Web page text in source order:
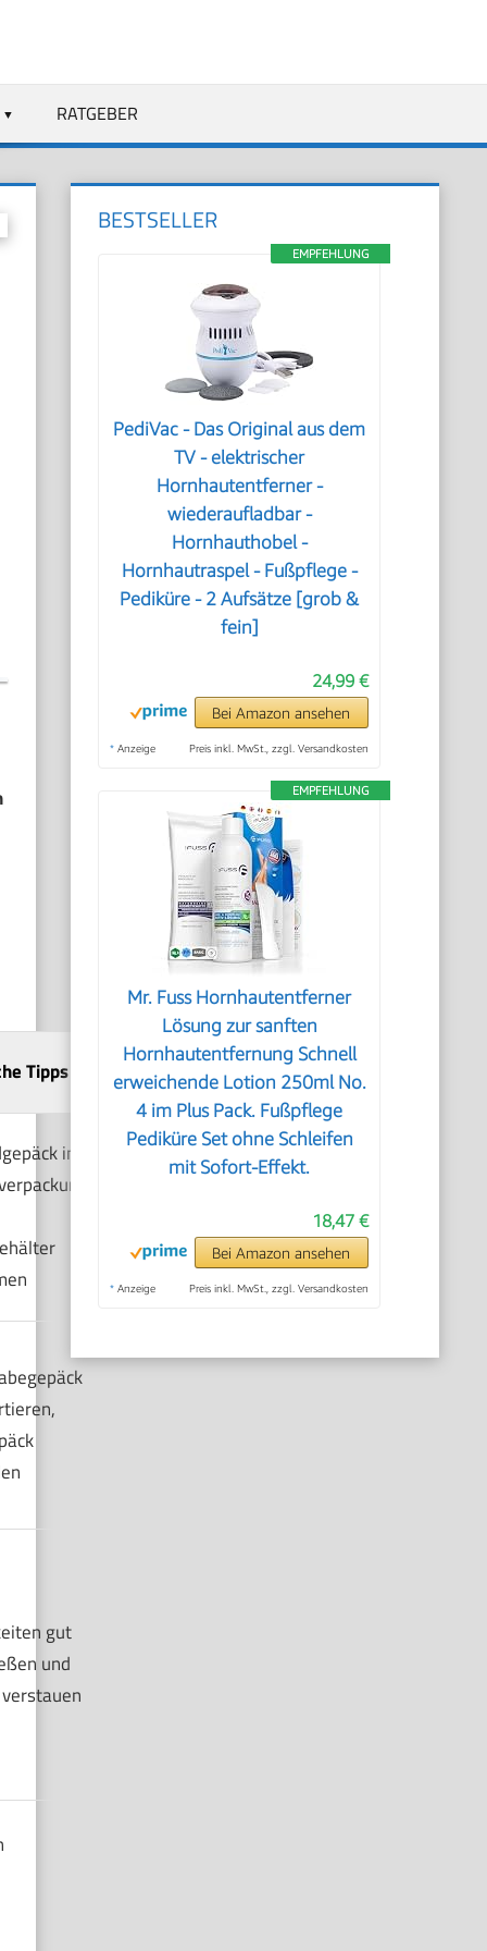
RATGEBER
Tipps
in
gut
und
BESTSELLER
EMPFEHLUNG
PediVac - Das Original aus dem
TV - elektrischer
Hornhautentferner -
wiederaufladbar -
Hornhauthobel -
Hornhautraspel - Fußpflege -
Pediküre - 2 Aufsätze [grob &
fein]
24,99 €
Bei Amazon ansehen
* Anzeige Preis inkl. MwSt., zzgl. Versandkosten
EMPFEHLUNG
Mr. Fuss Hornhautentferner
Lösung zur sanften
Hornhautentfernung Schnell
erweichende Lotion 250ml No.
4 im Plus Pack. Fußpflege
Pediküre Set ohne Schleifen
mit Sofort-Effekt.
18,47 €
Bei Amazon ansehen
* Anzeige Preis inkl. MwSt., zzgl. Versandkosten